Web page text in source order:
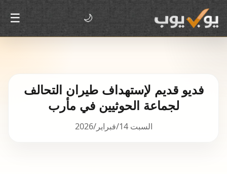
🌙
☰
فديو قديم لإستهداف طيران التحالف
لجماعة الحوثيين في مأرب
السبت 14/فبراير/2026